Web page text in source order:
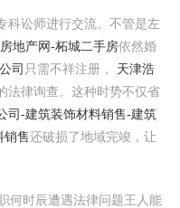
科讼师进行交流。不管是左
地产网-柘城二手房依然婚
司 只需不祥注册， 天津浩
法律询查。这种时势不仅省
司-建筑装饰材料销售-建筑
销售还破损了地域完竣，让
何时辰遭遇法律问题王人能